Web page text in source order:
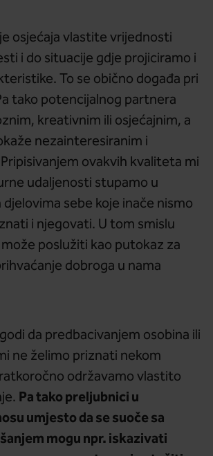
osjećaja vlastite vrijednosti
i do situacije gdje projiciramo i
To se obično događa pri
tako potencijalnog partnera
kreativnim ili osjećajnim, a
nezainteresiranim i
ovakvih kvaliteta mi
udaljenosti stupamo u
sebe koje inače nismo
i njegovati. U tom smislu
poslužiti kao putokaz za
dobroga u nama
da predbacivanjem osobina ili
ne želimo priznati nekom
održavamo vlastito
Pa tako preljubnici u
umjesto da se suoče sa
mogu npr. iskazivati